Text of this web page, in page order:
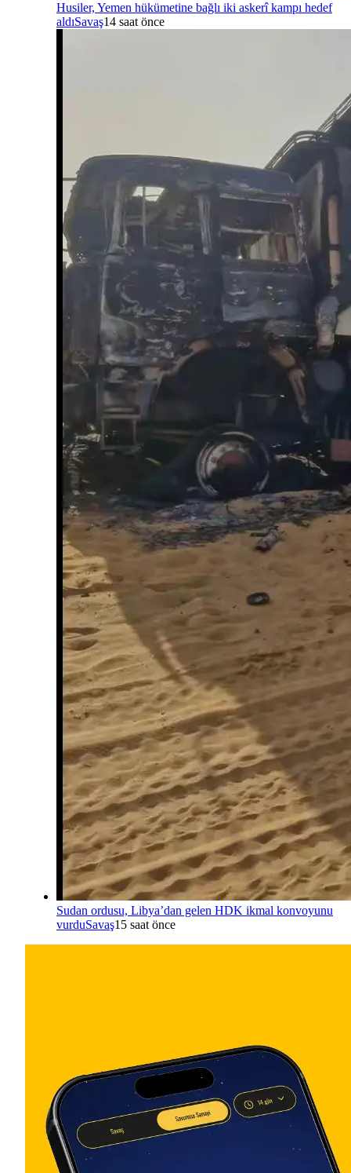
Husiler, Yemen hükümetine bağlı iki askerî kampı hedef
aldıSavaş14 saat önce
Sudan ordusu, Libya’dan gelen HDK ikmal konvoyunu
vurduSavaş15 saat önce